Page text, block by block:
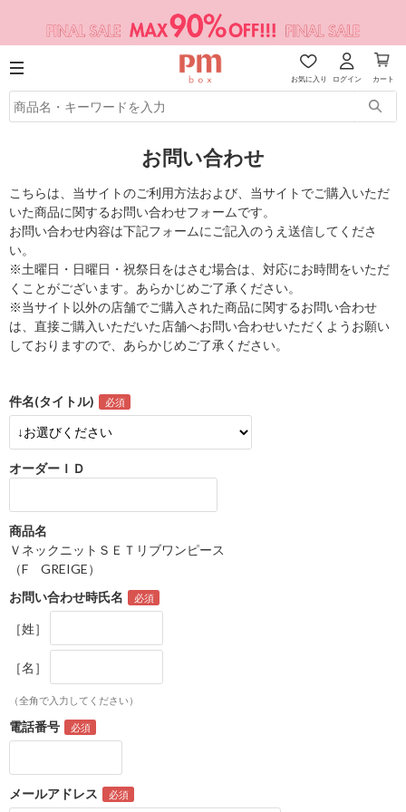
お気に入り ログイン カート
お問い合わせ
こちらは、当サイトのご利用方法および、当サイトでご購入いただ
いた商品に関するお問い合わせフォームです。
お問い合わせ内容は下記フォームにご記入のうえ送信してくださ
い。
※土曜日・日曜日・祝祭日をはさむ場合は、対応にお時間をいただ
くことがございます。あらかじめご了承ください。
※当サイト以外の店舗でご購入された商品に関するお問い合わせ
は、直接ご購入いただいた店舗へお問い合わせいただくようお願い
しておりますので、あらかじめご了承ください。
件名(タイトル)
オーダーＩＤ
商品名
ＶネックニットＳＥＴリブワンピース
（F GREIGE）
お問い合わせ時氏名
［姓］
［名］
（全角で入力してください）
電話番号
メールアドレス